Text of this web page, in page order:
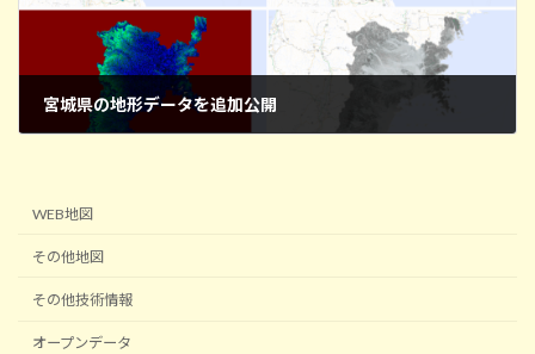
宮城県の地形データを追加公開
WEB地図
その他地図
その他技術情報
オープンデータ